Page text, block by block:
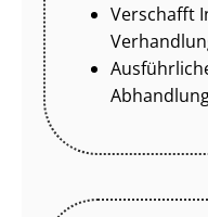
Verschafft